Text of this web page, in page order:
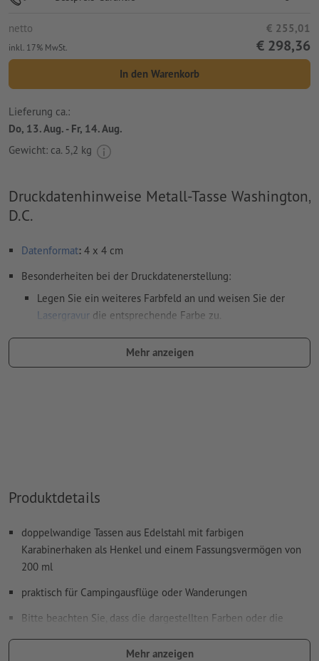
netto € 255,01
inkl. 17% MwSt. € 298,36
In den Warenkorb
Lieferung ca.:
Do, 13. Aug. - Fr, 14. Aug.
Gewicht: ca. 5,2 kg
Druckdatenhinweise Metall-Tasse Washington,
D.C.
Datenformat: 4 x 4 cm
Besonderheiten bei der Druckdatenerstellung:
Legen Sie ein weiteres Farbfeld an und weisen Sie der
Lasergravur die entsprechende Farbe zu.
Benennung des Farbfelds: "Laser"
Weitere Informationen und Tipps zu
Rechtschreib- und Satzfehler
werden von uns nicht geprüft
Mehr anzeigen
Produktdetails
doppelwandige Tassen aus Edelstahl mit farbigen
Karabinerhaken als Henkel und einem Fassungsvermögen von
200 ml
praktisch für Campingausflüge oder Wanderungen
Bitte beachten Sie, dass die dargestellten Farben oder die
oder der Monitoreinstellung von den tatsächlichen
Mehr anzeigen